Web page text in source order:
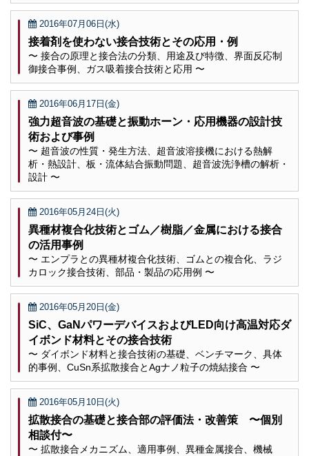
2016年07月06日(水)
接着剤を使わない接合技術とその応用・例
〜 接合の原理と接合法の分類、用途及び特徴、界面反応制
御接合事例、ガス吸着接合技術と応用 〜
2016年06月17日(金)
強力超音波の基礎と振動ホーン・応用機器の設計技
術および事例
〜 超音波の性質・発生方法、超音波溶接機における熱解
析・熱設計、板・流体結合振動問題、超音波洗浄槽の解析・
設計 〜
2016年05月24日(火)
異種材複合化技術とゴム／樹脂／金属における接合
の活用事例
〜 エンプラとの異種材複合化技術、ゴムとの複合化、ラジ
カロック接合技術、部品・製品の応用例 〜
2016年05月20日(金)
SiC、GaNパワーデバイスおよびLED向け高温対応ダ
イボンド材料とその接合技術
〜 ダイボンド材料と接合技術の基礎、ベンチマーク、具体
的事例、CuSn系拡散接合とAgナノ粒子の焼結接合 〜
2016年05月10日(火)
拡散接合の基礎と接合部の評価法・改善策 〜個別
相談付〜
〜 拡散接合メカニズム、適用事例、異種金属接合、機械